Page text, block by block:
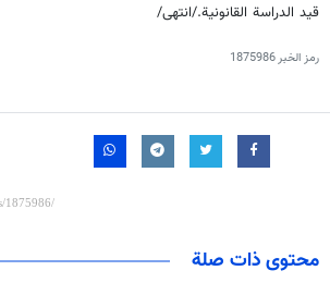
قيد الدراسة القانونية./انتهى/
رمز الخبر1875986
محتوى ذات صلة